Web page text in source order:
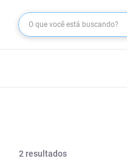
2 resultados